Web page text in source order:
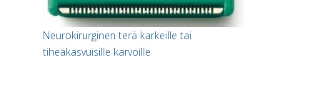
Neurokirurginen terä karkeille tai
tiheäkasvuisille karvoille